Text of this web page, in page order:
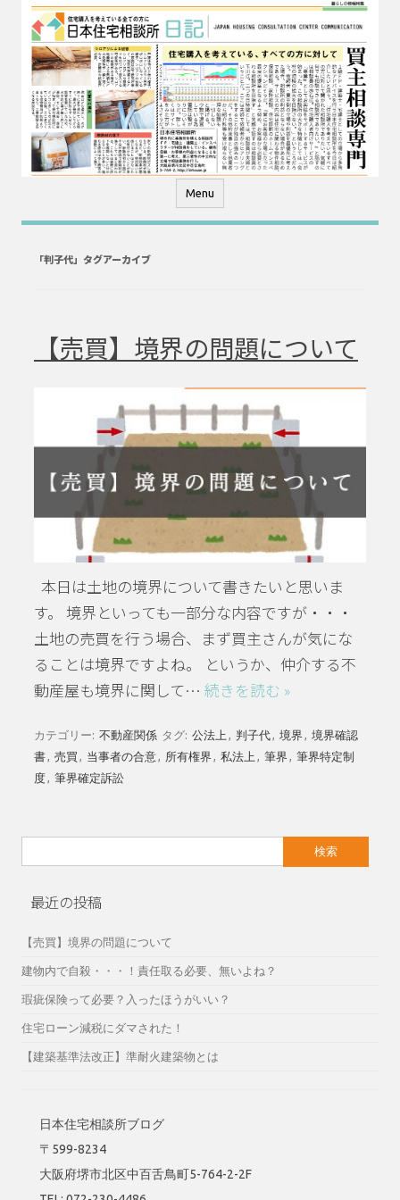
コ
テ
ン
ツ
へ
ス
キ
ッ
プ
Menu
「判子代」タグアーカイブ
【売買】境界の問題について
本日は土地の境界について書きたいと思いま
す。 境界といっても一部分な内容ですが・・・
土地の売買を行う場合、まず買主さんが気にな
ることは境界ですよね。 というか、仲介する不
動産屋も境界に関して… 続きを読む »
カテゴリー: 不動産関係 タグ: 公法上 , 判子代, 境界 , 境界確認
書, 売買 , 当事者の合意, 所有権界 , 私法上 , 筆界 , 筆界特定制
度, 筆界確定訴訟
索:
最近の投稿
【売買】境界の問題について
建物内で自殺・・・！責任取る必要、無いよね？
瑕疵保険って必要？入ったほうがいい？
住宅ローン減税にダマされた！
【建築基準法改正】準耐火建築物とは
日本住宅相談所ブログ
〒599-8234
大阪府堺市北区中百舌鳥町5-764-2-2F